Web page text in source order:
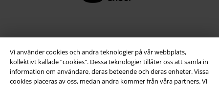
Vi använder cookies och andra teknologier på vår webbplats,
kollektivt kallade “cookies". Dessa teknologier tillåter oss att samla in
information om användare, deras beteende och deras enheter. Vissa
cookies placeras av oss, medan andra kommer från våra partners. Vi